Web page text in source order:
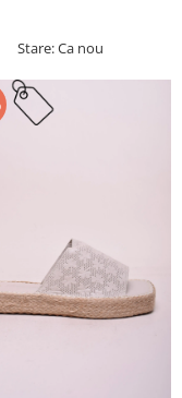
Stare: Ca nou